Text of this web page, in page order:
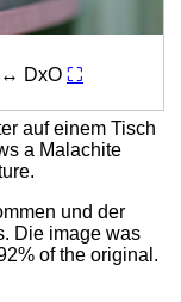
↔ DxO ⛶
auf einem Tisch
a Malachite
und der
Die image was
of the original.